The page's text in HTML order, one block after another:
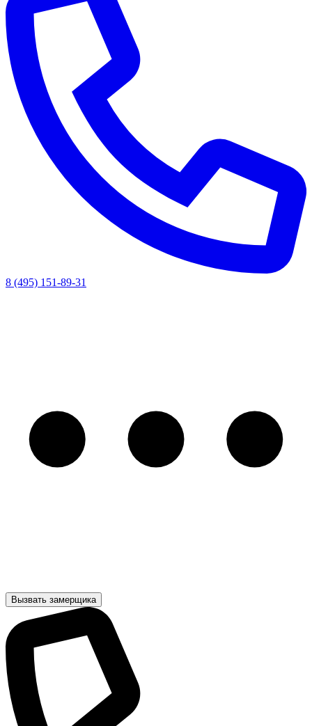
8 (495) 151-89-31
Вызвать замерщика